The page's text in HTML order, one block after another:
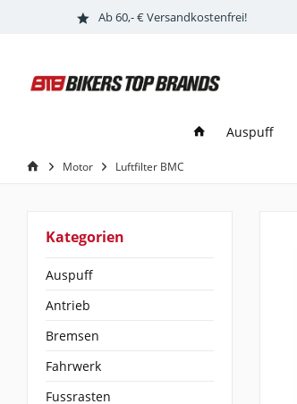
Ab 60,- € Versandkostenfrei!
Auspuff
Motor Luftfilter BMC
Kategorien
Auspuff
Antrieb
Bremsen
Fahrwerk
Fussrasten